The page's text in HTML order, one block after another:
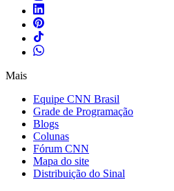
Mais
Equipe CNN Brasil
Grade de Programação
Blogs
Colunas
Fórum CNN
Mapa do site
Distribuição do Sinal